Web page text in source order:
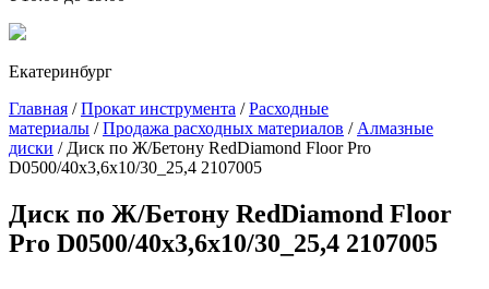
Екатеринбург
Главная /Прокат инструмента /Расходные
материалы /Продажа расходных материалов / Алмазные
диски / Диск по Ж/Бетону RedDiamond Floor Pro
D0500/40х3,6х10/30_25,4 2107005
Диск по Ж/Бетону RedDiamond Floor
Pro D0500/40х3,6х10/30_25,4 2107005